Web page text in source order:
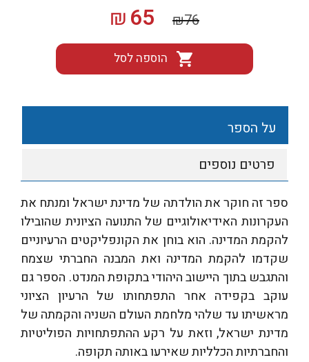
₪76
המחיר
המקורי
היה:
₪76.
₪65
המחיר
הנוכחי
הוא:
הוספה לסל
על הספר
פרטים נוספים
ספר זה חוקר את הולדתה של מדינת ישראל ומנתח את
העקרונות האידיאולוגיים של התנועה הציונית שהובילו
להקמת המדינה. הוא בוחן את הקונפליקטים הרעיוניים
שקדמו להקמת המדינה ואת המבנה החברתי שצמח
והתגבש בתוך היישוב היהודי בתקופת המנדט. הספר גם
עוקב בקפידה אחר התפתחותו של הרעיון הציוני
מראשיתו עד שלהי מלחמת העולם השניה והקמתה של
מדינת ישראל, וזאת על רקע ההתפתחויות הפוליטיות
והחברתיות הכלליות שאירעו באותה תקופה.